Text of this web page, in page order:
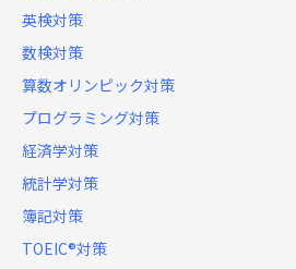
英検対策
数検対策
算数オリンピック対策
プログラミング対策
経済学対策
統計学対策
簿記対策
TOEIC®対策